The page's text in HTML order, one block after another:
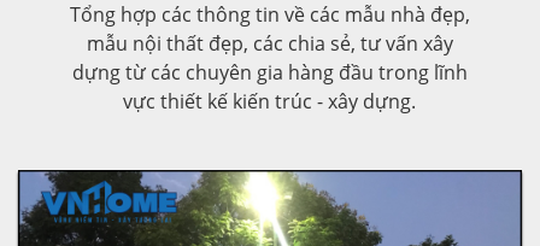
Tổng hợp các thông tin về các mẫu nhà đẹp,
mẫu nội thất đẹp, các chia sẻ, tư vấn xây
dựng từ các chuyên gia hàng đầu trong lĩnh
vực thiết kế kiến trúc - xây dựng.